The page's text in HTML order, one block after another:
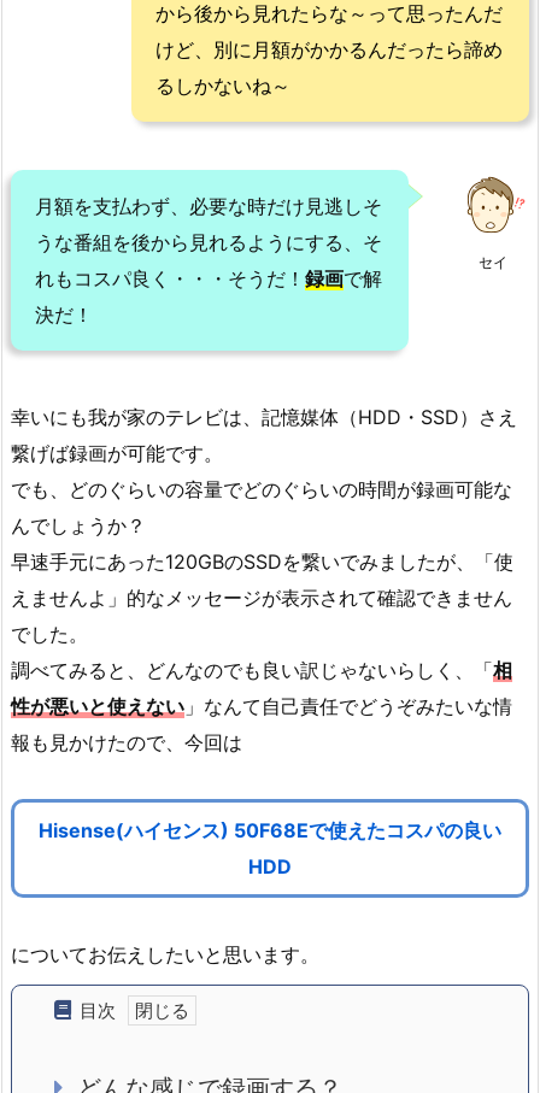
から後から見れたらな～って思ったんだ
けど、別に月額がかかるんだったら諦め
るしかないね～
セイ
月額を支払わず、必要な時だけ見逃しそ
うな番組を後から見れるようにする、そ
れもコスパ良く・・・そうだ！ 録画で解
決だ！
幸いにも我が家のテレビは、記憶媒体（HDD・SSD）さえ
繋げば録画が可能です。
でも、どのぐらいの容量でどのぐらいの時間が録画可能な
んでしょうか？
早速手元にあった120GBのSSDを繋いでみましたが、「使
えませんよ」的なメッセージが表示されて確認できません
でした。
調べてみると、どんなのでも良い訳じゃないらしく、
「相
性が悪いと使えない 」なんて自己責任でどうぞみたいな情
報も見かけたので、今回は
Hisense(ハイセンス) 50F68Eで使えたコスパの良い
HDD
についてお伝えしたいと思います。
目次